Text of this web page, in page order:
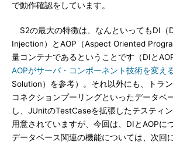
で動作確認をしています。
S2の最大の特徴は、なんといってもDI（
Injection）とAOP（Aspect Oriented
量コンテナであるということです（DIと
AOPがサーバ・コンポーネント技術を変え
Solution）を参考）。それ以外にも、トラ
コネクションプーリングといったデータベ
し、JUnitのTestCaseを拡張したテスティ
用意されていますが、今回は、DIとAOPに
データベース関連の機能については、次回